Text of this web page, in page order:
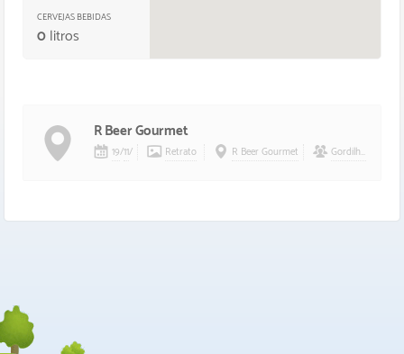
CERVEJAS BEBIDAS
0litros
R Beer Gourmet
19/11/ Retrato R Beer Gourmet Gordilho